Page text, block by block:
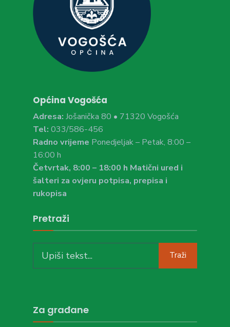
Općina Vogošća
Adresa: Jošanička 80 • 71320 Vogošća
Tel: 033/586-456
Radno vrijeme Ponedjeljak – Petak, 8:00 –
16:00 h
Četvrtak, 8:00 – 18:00 h Matični ured i
šalteri za ovjeru potpisa, prepisa i
rukopisa
Pretraži
for:
Traži
Za građane